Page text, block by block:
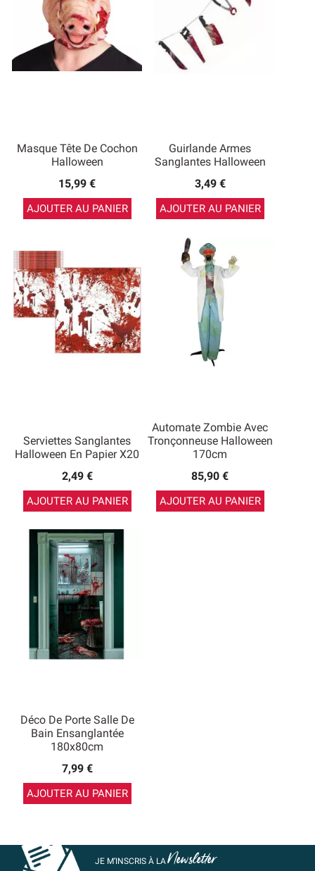
Masque Tête De Cochon
Halloween
15,99 €
AJOUTER AU PANIER
Guirlande Armes
Sanglantes Halloween
3,49 €
AJOUTER AU PANIER
Serviettes Sanglantes
Halloween En Papier X20
2,49 €
AJOUTER AU PANIER
Automate Zombie Avec
Tronçonneuse Halloween
170cm
85,90 €
AJOUTER AU PANIER
Déco De Porte Salle De
Bain Ensanglantée
180x80cm
7,99 €
AJOUTER AU PANIER
JE M’INSCRIS À LANewsletter